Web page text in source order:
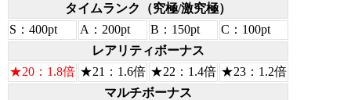
タイムランク（究極/激究極）
S：400pt
A：200pt B：150pt
C：100pt
レアリティボーナス
★20：1.8倍 ★21：1.6倍 ★22：1.4倍 ★23：1.2倍
マルチボーナス